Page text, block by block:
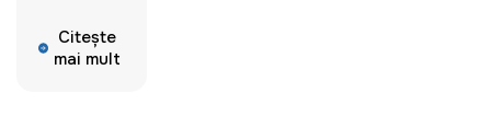
Citește
mai mult